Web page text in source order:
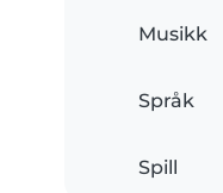
Musikk
Språk
Spill